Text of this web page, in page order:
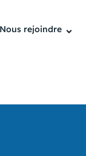
Nous rejoindre